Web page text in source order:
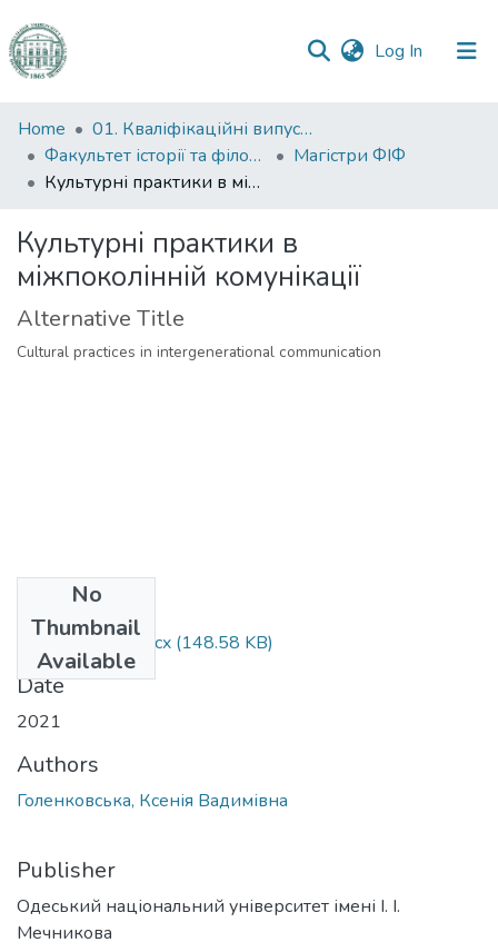
Log In (current)
Communities
&
Collections
Statistics
Home
01. Кваліфікаційні випускні роботи здобувачів вищої освіти
Факультет історії та філософії
Магістри ФІФ
Культурні практики в міжпоколінній комунікації
Культурні практики в
міжпоколінній комунікації
Alternative Title
Cultural practices in intergenerational communication
No
Thumbnail
Available
Голенковська.docx (148.58 KB)
Date
2021
Authors
Голенковська, Ксенія Вадимівна
Publisher
Одеський національний університет імені І. І.
Мечникова